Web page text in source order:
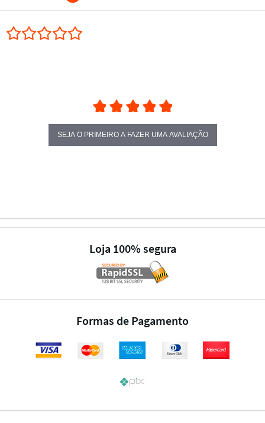
SEJA O PRIMEIRO A FAZER UMA AVALIAÇÃO